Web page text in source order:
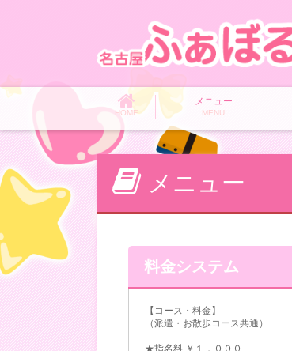
HOME
メニュー
MENU
メニュー
料金システム
【コース・料金】
（派遣・お散歩コース共通）
★指名料 ￥１，０００